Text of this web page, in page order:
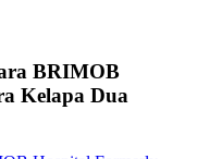
BRIMOB
Kelapa Dua